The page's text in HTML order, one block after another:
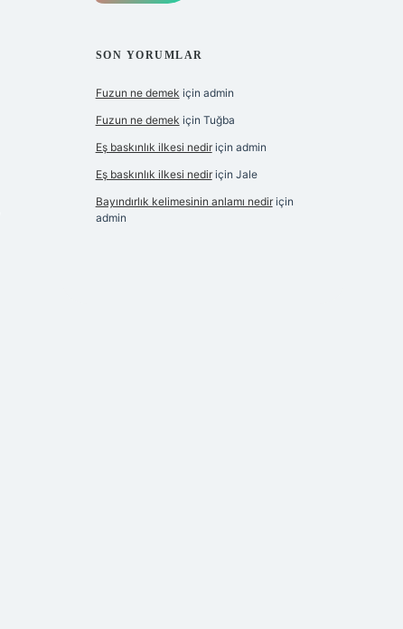
SON YORUMLAR
Fuzun ne demek için admin
Fuzun ne demek için Tuğba
Eş baskınlık ilkesi nediriçin admin
Eş baskınlık ilkesi nediriçin Jale
Bayındırlık kelimesinin anlamı nediriçin
admin